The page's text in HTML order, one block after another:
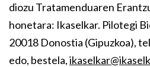
diozu Tratamenduaren
honetara: Ikaselkar. Pilotegi
20018 Donostia (Gipuzkoa),
edo, bestela,